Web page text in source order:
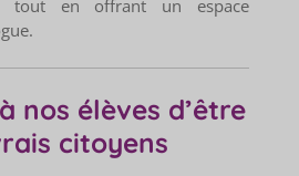
tout en offrant un espace
nos élèves d’être
citoyens